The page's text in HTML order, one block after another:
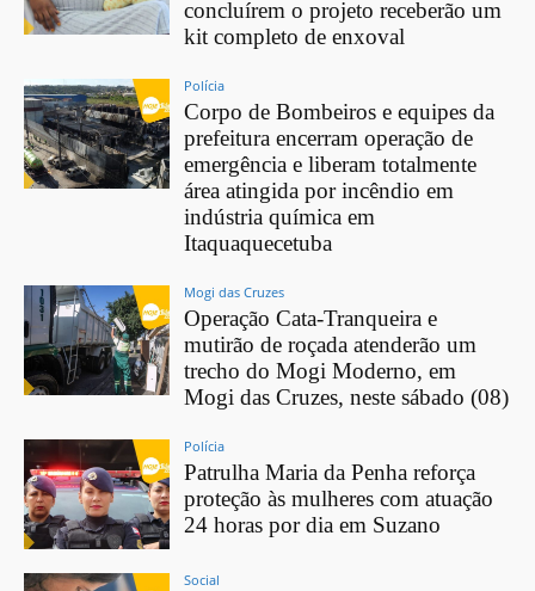
concluírem o projeto receberão um
kit completo de enxoval
Polícia
Corpo de Bombeiros e equipes da
prefeitura encerram operação de
emergência e liberam totalmente
área atingida por incêndio em
indústria química em
Itaquaquecetuba
Mogi das Cruzes
Operação Cata-Tranqueira e
mutirão de roçada atenderão um
trecho do Mogi Moderno, em
Mogi das Cruzes, neste sábado (08)
Polícia
Patrulha Maria da Penha reforça
proteção às mulheres com atuação
24 horas por dia em Suzano
Social